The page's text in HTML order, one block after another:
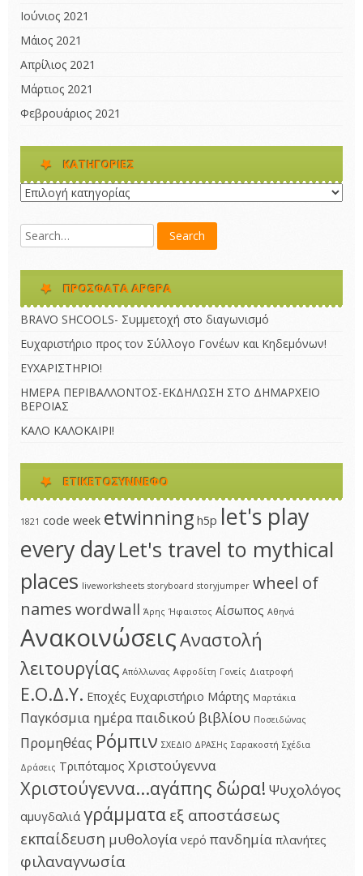
Ιούνιος 2021
Μάιος 2021
Απρίλιος 2021
Μάρτιος 2021
Φεβρουάριος 2021
KΑΤΗΓΟΡΊΕΣ
Kατηγορίες
ΠΡΌΣΦΑΤΑ ΆΡΘΡΑ
BRAVO SHCOOLS- Συμμετοχή στο διαγωνισμό
Ευχαριστήριο προς τον Σύλλογο Γονέων και Κηδεμόνων!
ΕΥΧΑΡΙΣΤΗΡΙΟ!
ΗΜΕΡΑ ΠΕΡΙΒΑΛΛΟΝΤΟΣ-ΕΚΔΗΛΩΣΗ ΣΤΟ ΔΗΜΑΡΧΕΙΟ
ΒΕΡΟΙΑΣ
ΚΑΛΟ ΚΑΛΟΚΑΙΡΙ!
ΕΤΙΚΕΤΟΣΎΝΝΕΦΟ
1821 code week etwinning h5p let's play
every dayLet's travel to mythical
places liveworksheets storyboard storyjumper wheel of
names wordwall Άρης Ήφαιστος Αίσωπος Αθηνά
ΑνακοινώσειςΑναστολή
λειτουργίας Απόλλωνας Αφροδίτη Γονείς Διατροφή
Ε.Ο.Δ.Υ. Εποχές Ευχαριστήριο Μάρτης Μαρτάκια
Παγκόσμια ημέρα παιδικού βιβλίου Ποσειδώνας
Προμηθέας Ρόμπιν ΣΧΕΔΙΟ ΔΡΑΣΗς Σαρακοστή Σχέδια
Δράσεις Τριπόταμος Χριστούγεννα
Χριστούγεννα...αγάπης δώρα! Ψυχολόγος
αμυγδαλιά γράμματα εξ αποστάσεως
εκπαίδευση μυθολογία νερό πανδημία πλανήτες
φιλαναγνωσία